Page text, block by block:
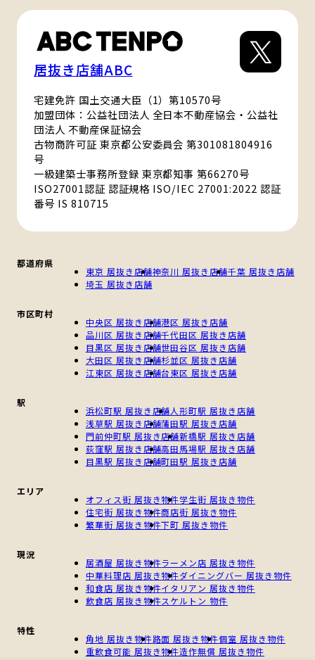
居抜き店舗ABC
宅建免許 国土交通大臣（1）第10570号
加盟団体：公益社団法人 全日本不動産協会・公益社
団法人 不動産保証協会
古物商許可証 東京都公安委員会 第301081804916
号
一級建築士事務所登録 東京都知事 第66270号
ISO27001認証 認証規格 ISO/IEC 27001:2022 認証
番号 IS 810715
都道府県
東京 居抜き店舗神奈川 居抜き店舗千葉 居抜き店舗
埼玉 居抜き店舗
市区町村
中央区 居抜き店舗港区 居抜き店舗
品川区 居抜き店舗千代田区 居抜き店舗
目黒区 居抜き店舗世田谷区 居抜き店舗
大田区 居抜き店舗杉並区 居抜き店舗
江東区 居抜き店舗台東区 居抜き店舗
駅
浜松町駅 居抜き店舗人形町駅 居抜き店舗
浅草駅 居抜き店舗蒲田駅 居抜き店舗
門前仲町駅 居抜き店舗新橋駅 居抜き店舗
荻窪駅 居抜き店舗高田馬場駅 居抜き店舗
目黒駅 居抜き店舗町田駅 居抜き店舗
エリア
オフィス街 居抜き物件学生街 居抜き物件
住宅街 居抜き物件商店街 居抜き物件
繁華街 居抜き物件下町 居抜き物件
現況
居酒屋 居抜き物件ラーメン店 居抜き物件
中華料理店 居抜き物件ダイニングバー 居抜き物件
和食店 居抜き物件イタリアン 居抜き物件
飲食店 居抜き物件スケルトン 物件
特性
角地 居抜き物件路面 居抜き物件個室 居抜き物件
重飲食可能 居抜き物件造作無償 居抜き物件